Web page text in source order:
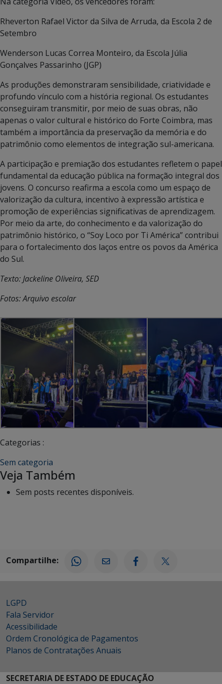
Rheverton Rafael Victor da Silva de Arruda, da Escola 2 de
Setembro
Wenderson Lucas Correa Monteiro, da Escola Júlia
Gonçalves Passarinho (JGP)
As produções demonstraram sensibilidade, criatividade e
profundo vínculo com a história regional. Os estudantes
conseguiram transmitir, por meio de suas obras, não
apenas o valor cultural e histórico do Forte Coimbra, mas
também a importância da preservação da memória e do
patrimônio como elementos de integração sul-americana.
A participação e premiação dos estudantes refletem o papel
fundamental da educação pública na formação integral dos
jovens. O concurso reafirma a escola como um espaço de
valorização da cultura, incentivo à expressão artística e
promoção de experiências significativas de aprendizagem.
Por meio da arte, do conhecimento e da valorização do
patrimônio histórico, o “Soy Loco por Ti América” contribui
para o fortalecimento dos laços entre os povos da América
do Sul.
Texto: Jackeline Oliveira, SED
Fotos: Arquivo escolar
Categorias :
Sem categoria
Veja Também
Sem posts recentes disponíveis.
Compartilhe:
LGPD
Fala Servidor
Acessibilidade
Ordem Cronológica de Pagamentos
Planos de Contratações Anuais
SECRETARIA DE ESTADO DE EDUCAÇÃO